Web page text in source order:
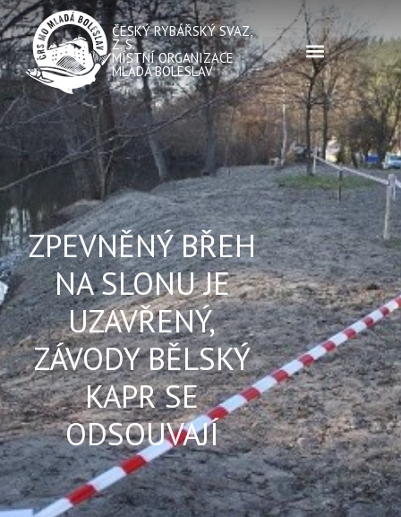
ČESKÝ RYBÁŘSKÝ SVAZ,
Z. S.
MÍSTNÍ ORGANIZACE
MLADÁ BOLESLAV
ZPEVNĚNÝ BŘEH
NA SLONU JE
UZAVŘENÝ,
ZÁVODY BĚLSKÝ
KAPR SE
ODSOUVAJÍ